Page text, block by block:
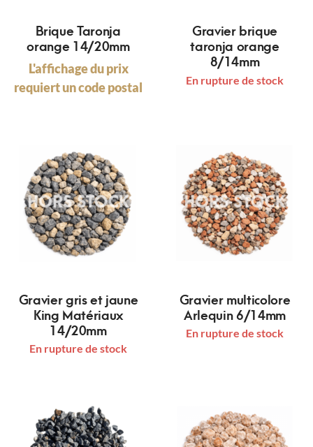
Brique Taronja
orange 14/20mm
L'affichage du prix
requiert un code postal
Gravier brique
taronja orange
8/14mm
En rupture de stock
Gravier gris et jaune
King Matériaux
14/20mm
En rupture de stock
Gravier multicolore
Arlequin 6/14mm
En rupture de stock